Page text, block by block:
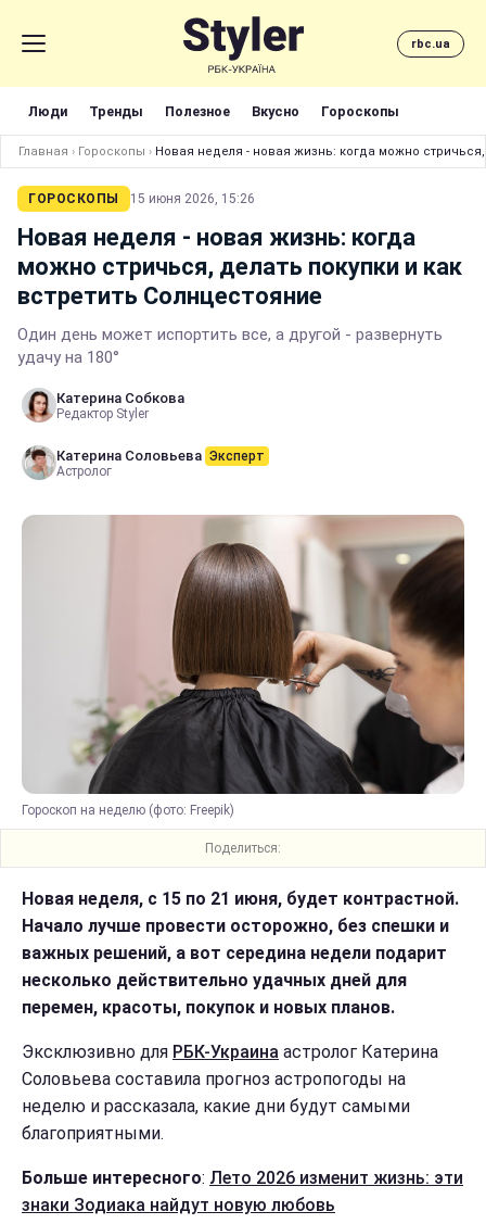
rbc.ua
Люди Тренды Полезное Вкусно Гороскопы
Главная › Гороскопы › Новая неделя - новая жизнь: когда можно
ГОРОСКОПЫ 15 июня 2026, 15:26
Новая неделя - новая жизнь: когда
можно стричься, делать покупки и как
встретить Солнцестояние
Один день может испортить все, а другой - развернуть
удачу на 180°
Катерина Собкова
Редактор Styler
Катерина Соловьева Эксперт
Астролог
Гороскоп на неделю (фото: Freepik)
Поделиться:
Новая неделя, с 15 по 21 июня, будет контрастной.
Начало лучше провести осторожно, без спешки и
важных решений, а вот середина недели подарит
несколько действительно удачных дней для
перемен, красоты, покупок и новых планов.
Эксклюзивно для РБК-Украина астролог Катерина
Соловьева составила прогноз астропогоды на
неделю и рассказала, какие дни будут самыми
благоприятными.
Больше интересного: Лето 2026 изменит жизнь: эти
знаки Зодиака найдут новую любовь